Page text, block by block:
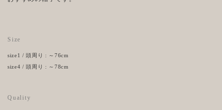
Size
size1 / 頭周り : ～76cm
size4 / 頭周り : ～78cm
Quality